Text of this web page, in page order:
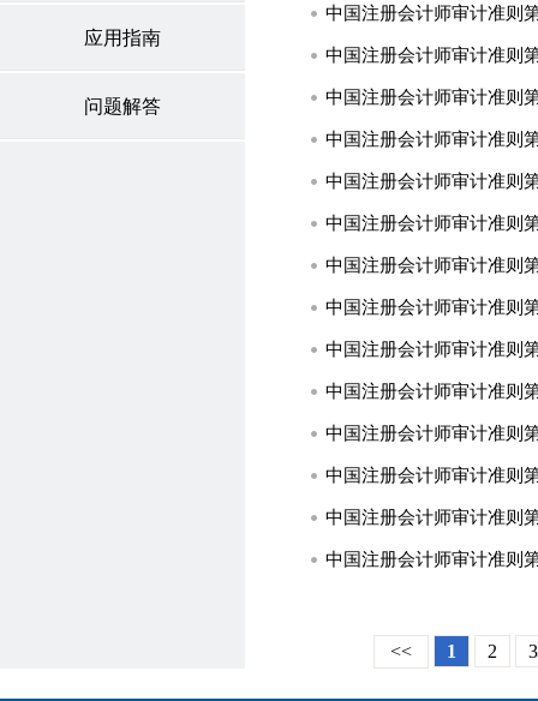
应用指南
问题解答 中国注册会计师审计准则
中国注册会计师审计准则
中国注册会计师审计准则
中国注册会计师审计准则
<< 1 2 3